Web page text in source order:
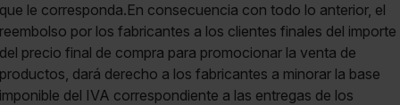
que le corresponda.En consecuencia con todo lo anterior, el
reembolso por los fabricantes a los clientes finales del importe
del precio final de compra para promocionar la venta de
productos, dará derecho a los fabricantes a minorar la base
imponible del IVA correspondiente a las entregas de los